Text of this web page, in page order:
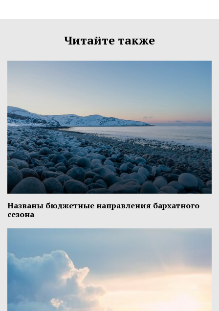
Читайте также
Названы бюджетные направления бархатного
сезона